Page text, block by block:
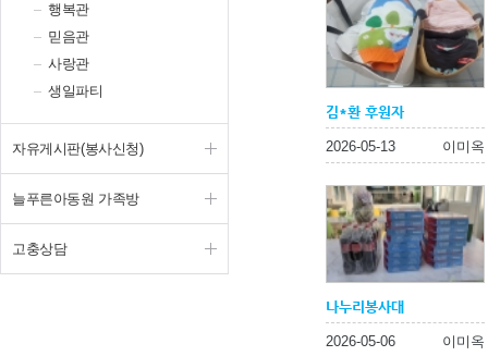
행복관
믿음관
사랑관
생일파티
자유게시판(봉사신청)
늘푸른아동원 가족방
고충상담
김*환 후원자
2026-05-13 이미옥
나누리봉사대
2026-05-06 이미옥